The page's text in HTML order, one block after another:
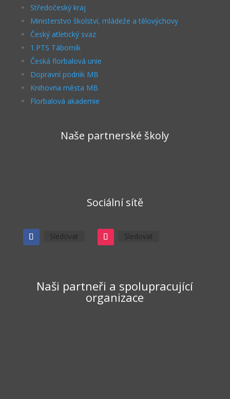
Středočeský kraj
Ministerstvo školství, mládeže a tělovýchovy
Český atletický svaz
1.PTS Táborník
Česká florbalová unie
Dopravní podnik MB
Knihovna města MB
Florbalová akademie
Naše partnerské školy
Sociální sítě
Sledovat Sledovat
Naši partneři a spolupracující
organizace